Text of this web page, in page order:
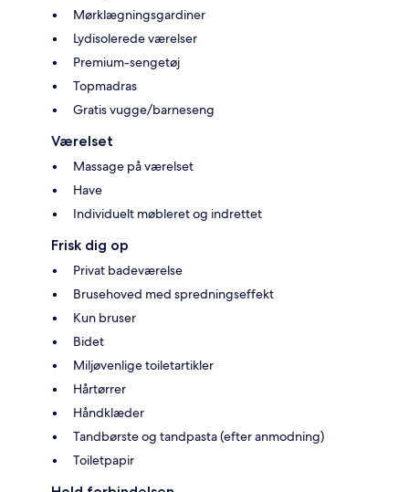
Mørklægningsgardiner
Lydisolerede værelser
Premium-sengetøj
Topmadras
Gratis vugge/barneseng
Værelset
Massage på værelset
Have
Individuelt møbleret og indrettet
Frisk dig op
Privat badeværelse
Brusehoved med spredningseffekt
Kun bruser
Bidet
Miljøvenlige toiletartikler
Hårtørrer
Håndklæder
Tandbørste og tandpasta (efter anmodning)
Toiletpapir